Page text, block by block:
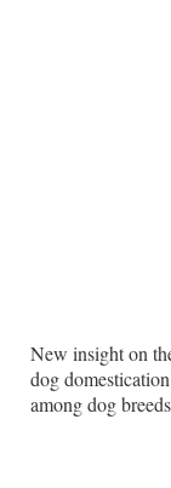
New insight on
dog
among dog breeds